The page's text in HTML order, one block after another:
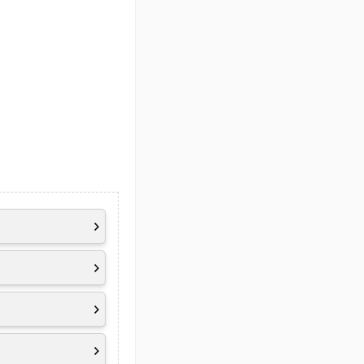
viewing angle,
Solution)